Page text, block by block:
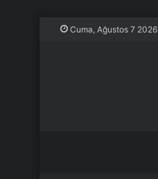
Cuma, Ağustos 7 2026